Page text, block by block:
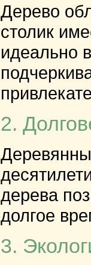
Дерево
столик
идеально
2.
дерева
долгое
3.